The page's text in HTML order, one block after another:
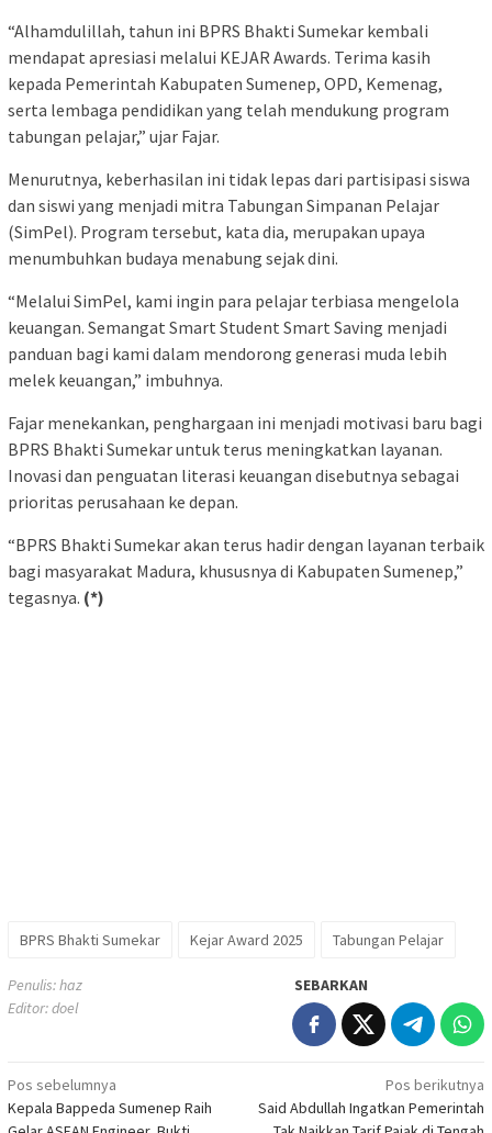
“Alhamdulillah, tahun ini BPRS Bhakti Sumekar kembali
mendapat apresiasi melalui KEJAR Awards. Terima kasih
kepada Pemerintah Kabupaten Sumenep, OPD, Kemenag,
serta lembaga pendidikan yang telah mendukung program
tabungan pelajar,” ujar Fajar.
Menurutnya, keberhasilan ini tidak lepas dari partisipasi siswa
dan siswi yang menjadi mitra Tabungan Simpanan Pelajar
(SimPel). Program tersebut, kata dia, merupakan upaya
menumbuhkan budaya menabung sejak dini.
“Melalui SimPel, kami ingin para pelajar terbiasa mengelola
keuangan. Semangat Smart Student Smart Saving menjadi
panduan bagi kami dalam mendorong generasi muda lebih
melek keuangan,” imbuhnya.
Fajar menekankan, penghargaan ini menjadi motivasi baru bagi
BPRS Bhakti Sumekar untuk terus meningkatkan layanan.
Inovasi dan penguatan literasi keuangan disebutnya sebagai
prioritas perusahaan ke depan.
“BPRS Bhakti Sumekar akan terus hadir dengan layanan terbaik
bagi masyarakat Madura, khususnya di Kabupaten Sumenep,”
tegasnya. (*)
BPRS Bhakti Sumekar Kejar Award 2025 Tabungan Pelajar
Penulis: haz
Editor: doel
SEBARKAN
Navigasi
pos
Pos sebelumnya
Kepala Bappeda Sumenep Raih
Pos berikutnya
Said Abdullah Ingatkan Pemerintah